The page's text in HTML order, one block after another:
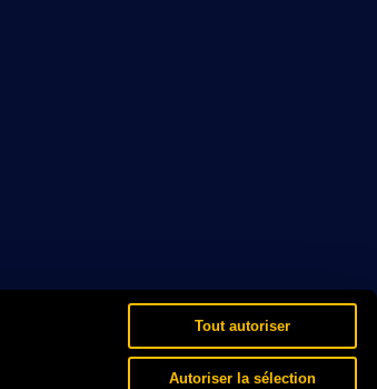
Tout autoriser
Autoriser la sélection